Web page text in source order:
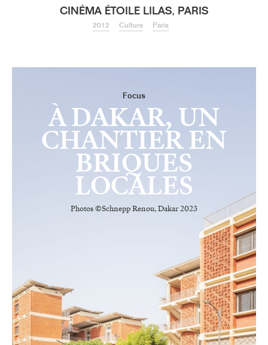
CINÉMA ÉTOILE LILAS, PARIS
2012 Culture Paris
Focus
À DAKAR, UN
CHANTIER EN
BRIQUES
LOCALES
Photos ©Schnepp Renou, Dakar 2023